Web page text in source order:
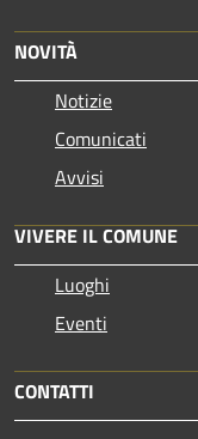
NOVITÀ
Notizie
Comunicati
Avvisi
VIVERE IL COMUNE
Luoghi
Eventi
CONTATTI